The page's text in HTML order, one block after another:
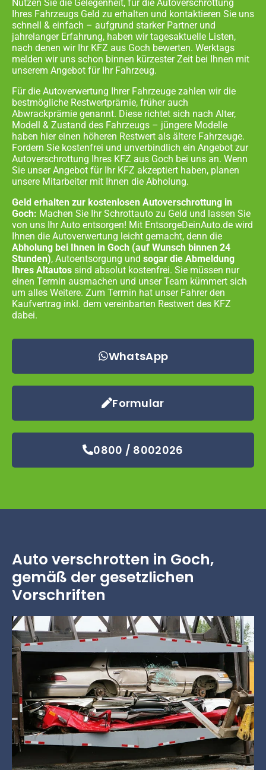
Nutzen Sie die Gelegenheit, für die Autoverschrottung
Ihres Fahrzeugs Geld zu erhalten und kontaktieren Sie uns
schnell & einfach – aufgrund starker Partner und
jahrelanger Erfahrung, haben wir tagesaktuelle Listen,
nach denen wir Ihr KFZ aus Goch bewerten. Werktags
melden wir uns schon binnen kürzester Zeit bei Ihnen mit
unserem Angebot für Ihr Fahrzeug.
Für die Autoverwertung Ihrer Fahrzeuge zahlen wir die
bestmögliche Restwertprämie, früher auch
Abwrackprämie genannt. Diese richtet sich nach Alter,
Modell & Zustand des Fahrzeugs – jüngere Modelle
haben hier einen höheren Restwert als ältere Fahrzeuge.
Fordern Sie kostenfrei und unverbindlich ein Angebot zur
Autoverschrottung Ihres KFZ aus Goch bei uns an. Wenn
Sie unser Angebot für Ihr KFZ akzeptiert haben, planen
unsere Mitarbeiter mit Ihnen die Abholung.
Geld erhalten zur kostenlosen Autoverschrottung in
Goch: Machen Sie Ihr Schrottauto zu Geld und lassen Sie
von uns Ihr Auto entsorgen! Mit EntsorgeDeinAuto.de wird
Ihnen die Autoverwertung leicht gemacht, denn die
Abholung bei Ihnen in Goch (auf Wunsch binnen 24
Stunden), Autoentsorgung und sogar die Abmeldung
Ihres Altautos sind absolut kostenfrei. Sie müssen nur
einen Termin ausmachen und unser Team kümmert sich
um alles Weitere. Zum Termin hat unser Fahrer den
Kaufvertrag inkl. dem vereinbarten Restwert des KFZ
dabei.
WhatsApp
Formular
0800 / 8002026
Auto verschrotten in Goch,
gemäß der gesetzlichen
Vorschriften